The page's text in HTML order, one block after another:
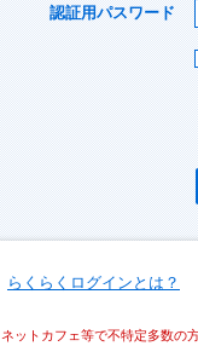
認証用パスワード
らくらくログインとは？
ネットカフェ等で不特定多数の